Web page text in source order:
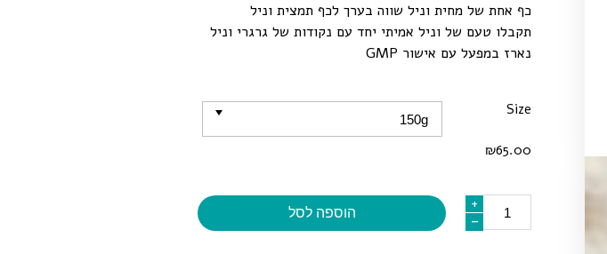
כף אחת של מחית וניל שווה בערך לכף תמצית וניל
תקבלו טעם של וניל אמיתי יחד עם נקודות של גרגרי וניל
נארז במפעל עם אישור GMP
Size
₪65.00
+
- הוספה לסל